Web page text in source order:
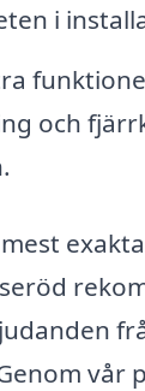
i
och
vår